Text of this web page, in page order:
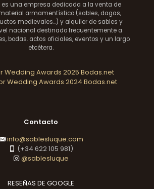
es una empresa dedicada a la venta de
armamentístico (sables, dagas,
medievales...) y alquiler de sables y
nacional destinado frecuentemente a
bodas. actos oficiales, eventos y un largo
etcétera.
Contacto
info@sablesluque.com
(+34 622 105 981)
@sablesluque
RESEÑAS DE GOOGLE